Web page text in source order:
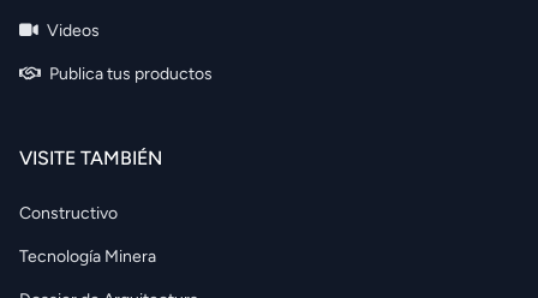
Videos
Publica tus productos
VISITE TAMBIÉN
Constructivo
Tecnología Minera